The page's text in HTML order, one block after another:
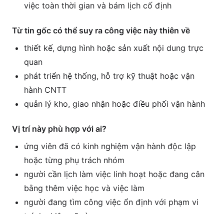
việc toàn thời gian và bám lịch cố định
Từ tin gốc có thể suy ra công việc này thiên về
thiết kế, dựng hình hoặc sản xuất nội dung trực
quan
phát triển hệ thống, hỗ trợ kỹ thuật hoặc vận
hành CNTT
quản lý kho, giao nhận hoặc điều phối vận hành
Vị trí này phù hợp với ai?
ứng viên đã có kinh nghiệm vận hành độc lập
hoặc từng phụ trách nhóm
người cần lịch làm việc linh hoạt hoặc đang cân
bằng thêm việc học và việc làm
người đang tìm công việc ổn định với phạm vi